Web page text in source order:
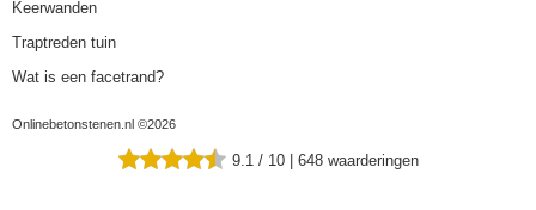
Keerwanden
Traptreden tuin
Wat is een facetrand?
Onlinebetonstenen.nl ©2026
9.1 / 10 | 648 waarderingen